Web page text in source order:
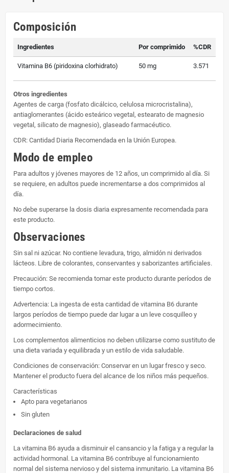
Composición
Ingredientes Por comprimido %CDR
Vitamina B6 (piridoxina clorhidrato) 50 mg 3.571
Otros ingredientes
Agentes de carga (fosfato dicálcico, celulosa microcristalina),
antiaglomerantes (ácido esteárico vegetal, estearato de magnesio
vegetal, silicato de magnesio), glaseado farmacéutico.
CDR: Cantidad Diaria Recomendada en la Unión Europea.
Modo de empleo
Para adultos y jóvenes mayores de 12 años, un comprimido al día. Si
se requiere, en adultos puede incrementarse a dos comprimidos al
día.
No debe superarse la dosis diaria expresamente recomendada para
este producto.
Observaciones
Sin sal ni azúcar. No contiene levadura, trigo, almidón ni derivados
lácteos. Libre de colorantes, conservantes y saborizantes artificiales.
Precaución: Se recomienda tomar este producto durante períodos de
tiempo cortos.
Advertencia: La ingesta de esta cantidad de vitamina B6 durante
largos períodos de tiempo puede dar lugar a un leve cosquilleo y
adormecimiento.
Los complementos alimenticios no deben utilizarse como sustituto de
una dieta variada y equilibrada y un estilo de vida saludable.
Condiciones de conservación: Conservar en un lugar fresco y seco.
Mantener el producto fuera del alcance de los niños más pequeños.
Características
Apto para vegetarianos
Sin gluten
Declaraciones de salud
La vitamina B6 ayuda a disminuir el cansancio y la fatiga y a regular la
actividad hormonal. La vitamina B6 contribuye al funcionamiento
normal del sistema nervioso y del sistema inmunitario. La vitamina B6